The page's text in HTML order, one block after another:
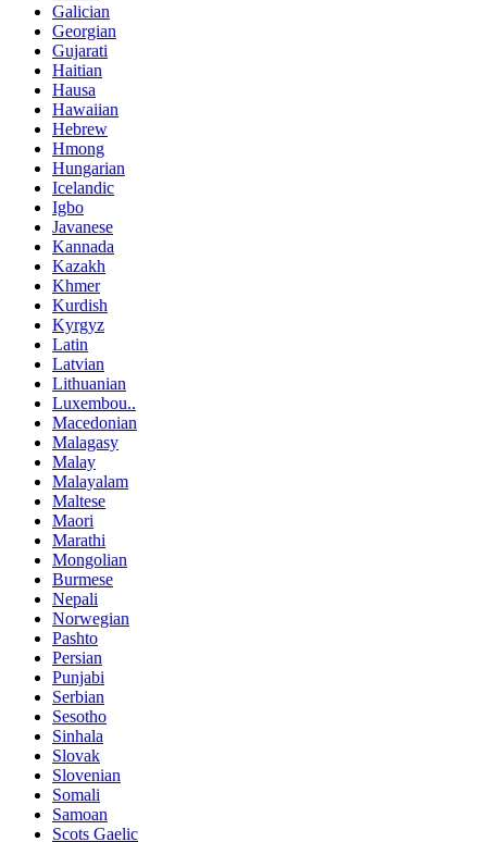
Galician
Georgian
Gujarati
Haitian
Hausa
Hawaiian
Hebrew
Hmong
Hungarian
Icelandic
Igbo
Javanese
Kannada
Kazakh
Khmer
Kurdish
Kyrgyz
Latin
Latvian
Lithuanian
Luxembou..
Macedonian
Malagasy
Malay
Malayalam
Maltese
Maori
Marathi
Mongolian
Burmese
Nepali
Norwegian
Pashto
Persian
Punjabi
Serbian
Sesotho
Sinhala
Slovak
Slovenian
Somali
Samoan
Scots Gaelic